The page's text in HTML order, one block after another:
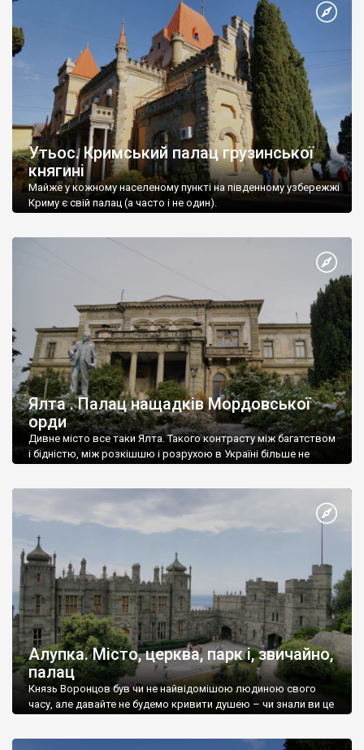
Утьос. Кримський палац грузинської
княгині
Майже у кожному населеному пункті на південному узбережжі
Криму є свій палац (а часто і не один).
Ялта . Палац нащадків Мордовської
орди
Дивне місто все таки Ялта. Такого контрасту між багатством
і бідністю, між розкішшю і розрухою в Україні більше не
Алупка. Місто, церква, парк і, звичайно,
палац
Князь Воронцов був чи не найвідомішою людиною свого
часу, але давайте не будемо кривити душею – чи знали ви це